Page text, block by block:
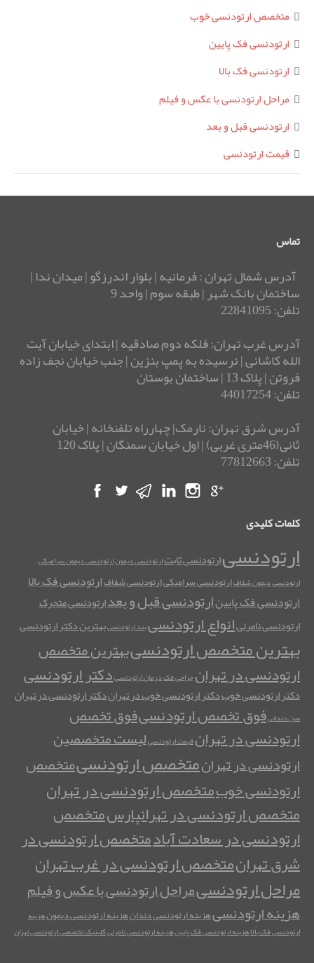
متخصص ارتودنسی خوب
ارتودنسی فک پایین
ارتودنسی فک بالا
مراحل ارتودنسی با عکس و فیلم
ارتودنسی قبل و بعد
قیمت ارتودنسی
تماس
آدرس شمال تهران : فرمانیه | بلوار اندرزگو | میدان ندا |
ساختمان بانک شهر | طبقه سوم | واحد 9
تلفن: 22841095
آدرس غرب تهران: فلکه دوم صادقیه | ابتدای خیابان آیت
الله کاشانی | نرسیده به پمپ بنزین | جنب خیابان نجف زاده
فروتن | پلاک 13 | ساختمان بوستان
تلفن: 44017254
آدرس شرق تهران: نارمک| چهارراه تلفنخانه | خیابان
ثانی(46متری غربی) | اول خیابان سمنگان | پلاک 120
تلفن: 77812663
کلمات کلیدی
ارتودنسیارتودنسی ثابتارتودنسی دیمونارتودنسی دیمون سرامیکی
ارتودنسی دیمون شفافارتودنسی سرامیکیارتودنسی شفافارتودنسی فک بالا
ارتودنسی فک پایینارتودنسی قبل و بعدارتودنسی متحرک
ارتودنسی نامرئیانواع ارتودنسیبند ارتودنسیبهترین دکتر ارتودنسی
بهترین متخصص ارتودنسیبهترین متخصص
ارتودنسی در تهرانجراحی فکدرمان ارتودنسیدکتر ارتودنسی
دکتر ارتودنسی خوبدکتر ارتودنسی خوب در تهراندکتر ارتودنسی در تهران
سن دندانیفوق تخصص ارتودنسیفوق تخصص
ارتودنسی در تهرانقیمت ارتودنسیلیست متخصصین
ارتودنسی در تهرانمتخصص ارتودنسیمتخصص
ارتودنسی خوبمتخصص ارتودنسی در تهران
متخصص ارتودنسی در تهرانپارسمتخصص
ارتودنسی در سعادت آبادمتخصص ارتودنسی در
شرق تهرانمتخصص ارتودنسی در غرب تهران
مراحل ارتودنسیمراحل ارتودنسی با عکس و فیلم
هزینه ارتودنسیهزینه ارتودنسی دندانهزینه ارتودنسی دیمونهزینه
ارتودنسی فک بالاهزینه ارتودنسی فک پایینهزینه ارتودنسی نامرئیکلینیک تخصصی ارتودنسی تهران